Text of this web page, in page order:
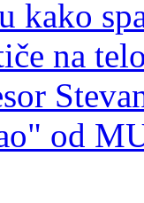
kako
na
od